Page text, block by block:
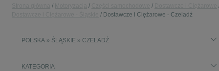
Dostawcze i Ciężarowe - Czeladź
POLSKA » ŚLĄSKIE » CZELADŹ
KATEGORIA